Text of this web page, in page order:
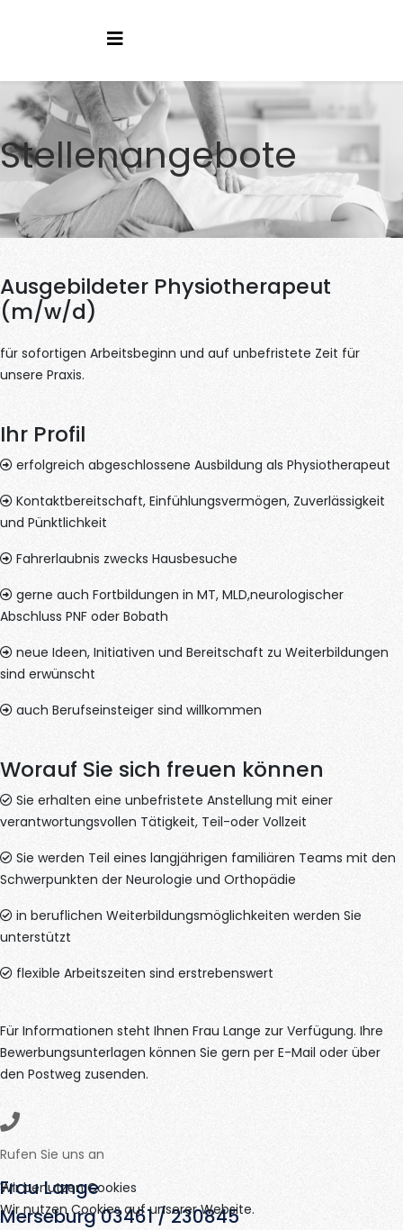
Stellenangebote
Ausgebildeter Physiotherapeut
(m/w/d)
für sofortigen Arbeitsbeginn und auf unbefristete Zeit für
unsere Praxis.
Ihr Profil
erfolgreich abgeschlossene Ausbildung als Physiotherapeut
Kontaktbereitschaft, Einfühlungsvermögen, Zuverlässigkeit
und Pünktlichkeit
Fahrerlaubnis zwecks Hausbesuche
gerne auch Fortbildungen in MT, MLD,neurologischer
Abschluss PNF oder Bobath
neue Ideen, Initiativen und Bereitschaft zu Weiterbildungen
sind erwünscht
auch Berufseinsteiger sind willkommen
Worauf Sie sich freuen können
Sie erhalten eine unbefristete Anstellung mit einer
verantwortungsvollen Tätigkeit, Teil-oder Vollzeit
Sie werden Teil eines langjährigen familiären Teams mit den
Schwerpunkten der Neurologie und Orthopädie
in beruflichen Weiterbildungsmöglichkeiten werden Sie
unterstützt
flexible Arbeitszeiten sind erstrebenswert
Für Informationen steht Ihnen Frau Lange zur Verfügung. Ihre
Bewerbungsunterlagen können Sie gern per E-Mail oder über
den Postweg zusenden.
Rufen Sie uns an
Frau Lange
Merseburg 03461 / 230845
Wir benutzen Cookies
Wir nutzen Cookies auf unserer Website.